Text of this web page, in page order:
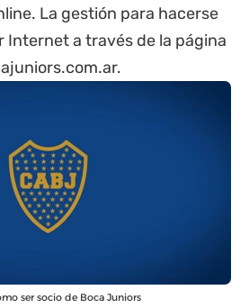
La gestión para hacerse
Internet a través de la página
.
ser socio de Boca Juniors